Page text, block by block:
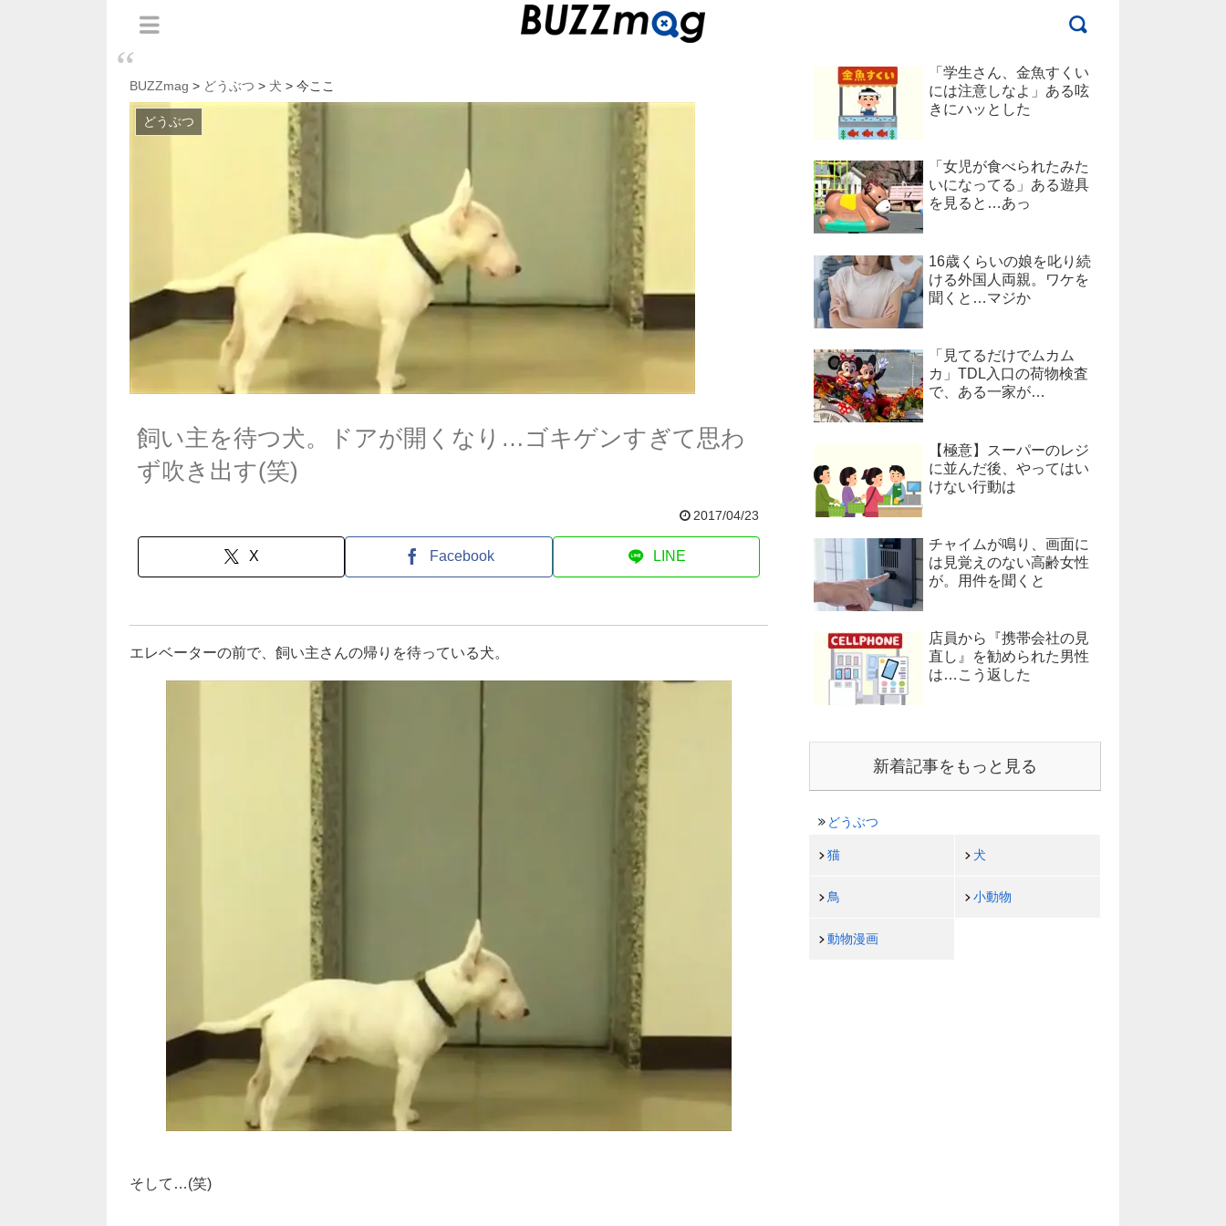
BUZZmag > どうぶつ > 犬 > 今ここ
どうぶつ
飼い主を待つ犬。ドアが開くなり…ゴキゲンすぎて思わ
ず吹き出す(笑)
2017/04/23
X Facebook LINE
エレベーターの前で、飼い主さんの帰りを待っている犬。
そして…(笑)
「学生さん、金魚すくい
には注意しなよ」ある呟
きにハッとした
「女児が食べられたみた
いになってる」ある遊具
を見ると…あっ
16歳くらいの娘を叱り続
ける外国人両親。ワケを
聞くと…マジか
「見てるだけでムカム
カ」TDL入口の荷物検査
で、ある一家が…
【極意】スーパーのレジ
に並んだ後、やってはい
けない行動は
チャイムが鳴り、画面に
は見覚えのない高齢女性
が。用件を聞くと
店員から『携帯会社の見
直し』を勧められた男性
は…こう返した
新着記事をもっと見る
どうぶつ
猫 犬
鳥 小動物
動物漫画